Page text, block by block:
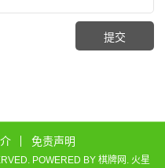
免责声明
POWERED BY 棋牌网 火星